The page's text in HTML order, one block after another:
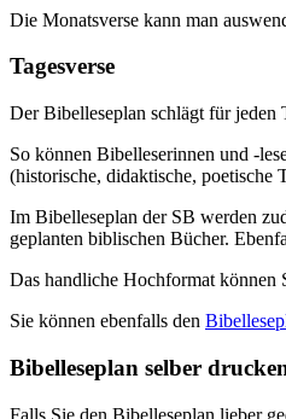
Die Monatsverse kann man
Tagesverse
Der Bibelleseplan schlägt für jeden
So können Bibelleserinnen und -
(historische, didaktische, poetische
Im Bibelleseplan der SB werden
geplanten biblischen Bücher.
Das handliche Hochformat können
Sie können ebenfalls den
Bibelleseplan selber
Falls Sie den Bibelleseplan lieber